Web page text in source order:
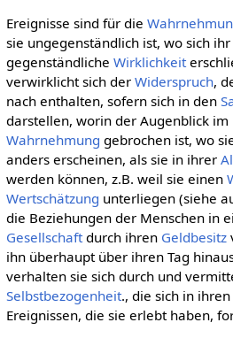
Ereignisse sind für die
sie ungegenständlich ist, wo sich
gegenständliche Wirklichkeit
verwirklicht sich der Widerspruch,
nach enthalten, sofern sich in den
darstellen, worin der Augenblick
Wahrnehmung gebrochen ist, wo
anders erscheinen, als sie in ihrer
werden können, z.B. weil sie einen
Wertschätzung unterliegen (siehe
die Beziehungen der Menschen in
Gesellschaftdurch ihren Geldbesitz
ihn überhaupt über ihren Tag
verhalten sie sich durch und
Selbstbezogenheit., die sich in
Ereignissen, die sie erlebt haben,